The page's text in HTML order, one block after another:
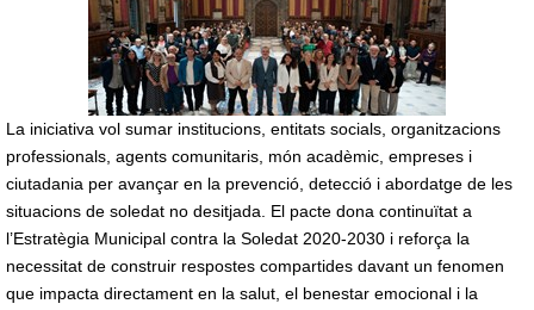
La iniciativa vol sumar institucions, entitats socials, organitzacions
professionals, agents comunitaris, món acadèmic, empreses i
ciutadania per avançar en la prevenció, detecció i abordatge de les
situacions de soledat no desitjada. El pacte dona continuïtat a
l’Estratègia Municipal contra la Soledat 2020-2030 i reforça la
necessitat de construir respostes compartides davant un fenomen
que impacta directament en la salut, el benestar emocional i la